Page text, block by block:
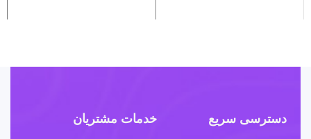
دسترسی سریع خدمات مشتریان